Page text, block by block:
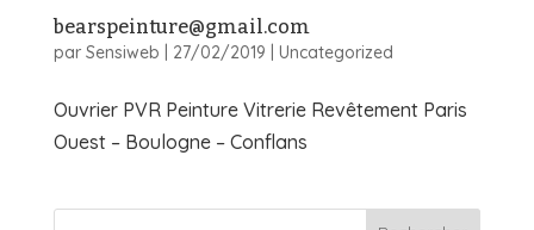
bearspeinture@gmail.com
par Sensiweb 27/02/2019 Uncategorized
Ouvrier PVR Peinture Vitrerie Revêtement Paris
Ouest – Boulogne – Conflans